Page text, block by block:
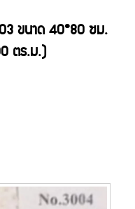
ขนาด 40*80 ซม.
ตร.ม.)